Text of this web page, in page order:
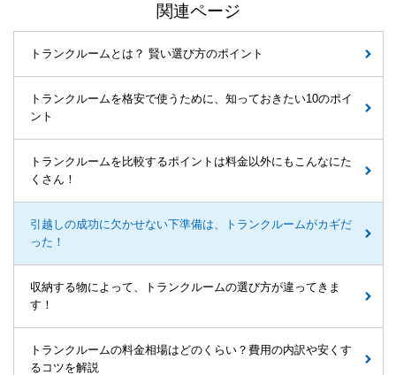
関連ページ
トランクルームとは？ 賢い選び方のポイント
トランクルームを格安で使うために、知っておきたい10のポイ
ント
トランクルームを比較するポイントは料金以外にもこんなにた
くさん！
引越しの成功に欠かせない下準備は、トランクルームがカギだ
った！
収納する物によって、トランクルームの選び方が違ってきま
す！
トランクルームの料金相場はどのくらい？費用の内訳や安くす
るコツを解説